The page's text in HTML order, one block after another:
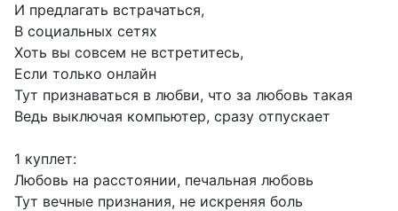
И предлагать встрачаться,
В социальных сетях
Хоть вы совсем не встретитесь,
Если только онлайн
Тут признаваться в любви, что за любовь такая
Ведь выключая компьютер, сразу отпускает
1 куплет:
Любовь на расстоянии, печальная любовь
Тут вечные признания, не искреняя боль